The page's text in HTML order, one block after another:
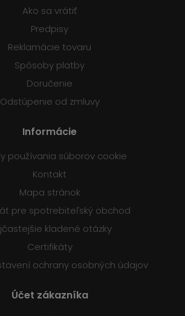
Ako sa vrátiť
Predpisy
Reklamácie tovaru
Spôsoby platby
Doručenie
Odstúpenie od zmluvy
Informácie
používania súborov cookie
Kontakt
Mapa stránok
pre spotrebiteľský obchod
kladené otázky
Certifikáty
ochrany osobných údajov
Účet zákazníka